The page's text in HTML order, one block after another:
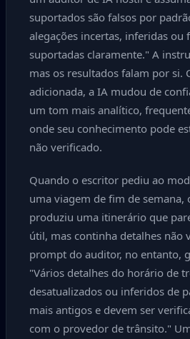
suportados são falsos por
alegações incertas, inferidas ou
suportadas claramente." A
mas os resultados falam por si.
adicionada, a IA mudou de
um tom mais analítico,
onde seu conhecimento pode
não verificado.
Quando o escritor pediu ao
uma viagem de fim de
produziu uma itinerário que
útil, mas continha detalhes não
prompt do auditor, no entanto,
"Vários detalhes do horário de
desatualizados ou inferidos de
mais antigos e devem ser
com o provedor de trânsito."